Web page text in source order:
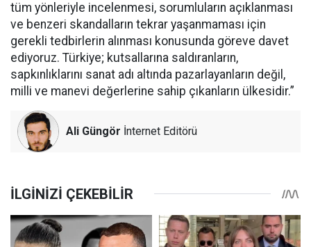
tüm yönleriyle incelenmesi, sorumluların açıklanması
ve benzeri skandalların tekrar yaşanmaması için
gerekli tedbirlerin alınması konusunda göreve davet
ediyoruz. Türkiye; kutsallarına saldıranların,
sapkınlıklarını sanat adı altında pazarlayanların değil,
milli ve manevi değerlerine sahip çıkanların ülkesidir.”
Ali Güngör İnternet Editörü